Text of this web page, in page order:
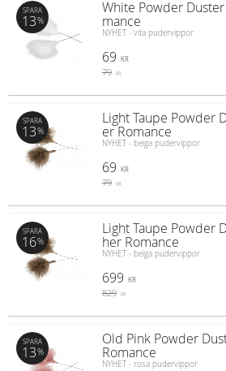
White Powder
mance
NYHET - vita pudervippor
69 KR
79 KR
SPARA
13%
Light Taupe Powder
er Romance
NYHET - beiga pudervippor
69 KR
79 KR
SPARA
13%
Light Taupe Powder
her Romance
NYHET - beiga pudervippor
699 KR
829 KR
SPARA
16%
Old Pink Powder
Romance
NYHET - rosa pudervippor
SPARA
13%